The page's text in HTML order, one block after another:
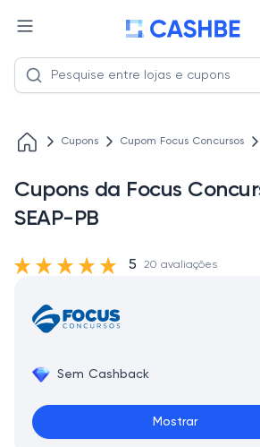
Cupons Cupom Focus Concursos
Cupons da Focus
SEAP-PB
Sem Cashback
Mostrar
5 20 avaliações